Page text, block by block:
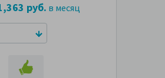
руб. в месяц